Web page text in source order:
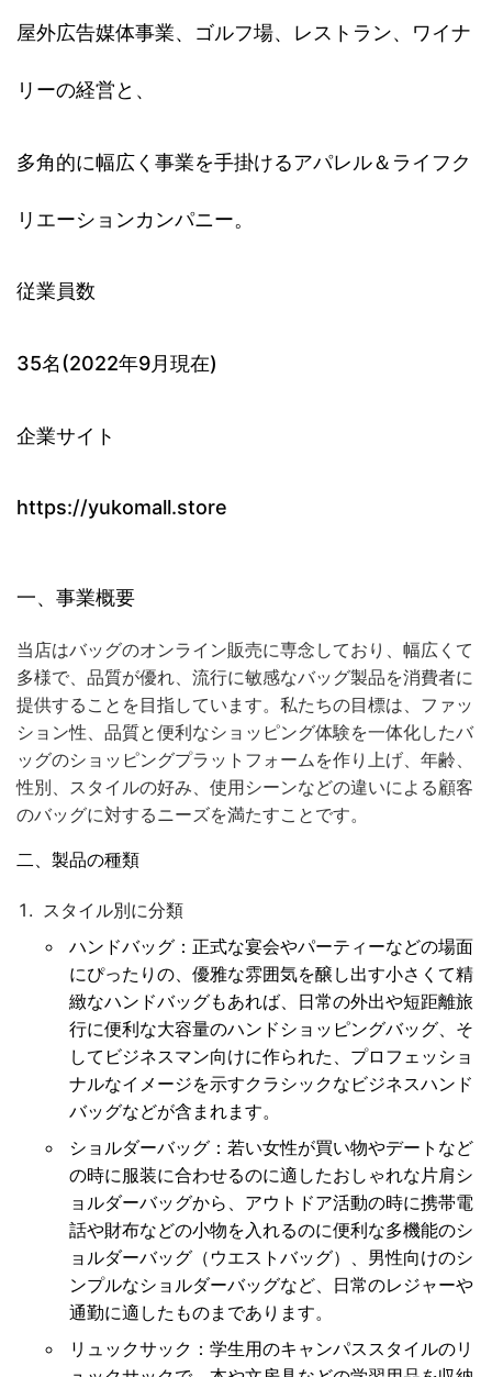
屋外広告媒体事業、ゴルフ場、レストラン、ワイナ
リーの経営と、
多角的に幅広く事業を手掛けるアパレル＆ライフク
リエーションカンパニー。
従業員数
35名(2022年9月現在)
企業サイト
https://yukomall.store
一、事業概要
当店はバッグのオンライン販売に専念しており、幅広くて
多様で、品質が優れ、流行に敏感なバッグ製品を消費者に
提供することを目指しています。私たちの目標は、ファッ
ション性、品質と便利なショッピング体験を一体化したバ
ッグのショッピングプラットフォームを作り上げ、年齢、
性別、スタイルの好み、使用シーンなどの違いによる顧客
のバッグに対するニーズを満たすことです。
二、製品の種類
スタイル別に分類
ハンドバッグ ：正式な宴会やパーティーなどの場面
にぴったりの、優雅な雰囲気を醸し出す小さくて精
緻なハンドバッグもあれば、日常の外出や短距離旅
行に便利な大容量のハンドショッピングバッグ、そ
してビジネスマン向けに作られた、プロフェッショ
ナルなイメージを示すクラシックなビジネスハンド
バッグなどが含まれます。
ショルダーバッグ ：若い女性が買い物やデートなど
の時に服装に合わせるのに適したおしゃれな片肩シ
ョルダーバッグから、アウトドア活動の時に携帯電
話や財布などの小物を入れるのに便利な多機能のシ
ョルダーバッグ（ウエストバッグ）、男性向けのシ
ンプルなショルダーバッグなど、日常のレジャーや
通勤に適したものまであります。
リュックサック ：学生用のキャンパススタイルのリ